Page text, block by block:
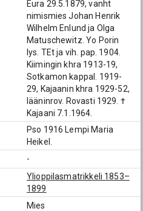
Eura 29.5.1879, vanht
nimismies Johan Henrik
Wilhelm Enlund ja Olga
Matuschewitz. Yo Porin
lys. TEt ja vih. pap. 1904.
Kiimingin khra 1913-19,
Sotkamon kappal. 1919-
29, Kajaanin khra 1929-52,
lääninrov. Rovasti 1929. †
Kajaani 7.1.1964.
Pso 1916 Lempi Maria
Heikel.
-
Ylioppilasmatrikkeli 1853–
1899
Mies